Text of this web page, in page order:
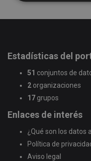
Estadísticas del
51 conjuntos de
2 organizaciones
17 grupos
Enlaces de interés
¿Qué son los datos
Política de
Aviso legal